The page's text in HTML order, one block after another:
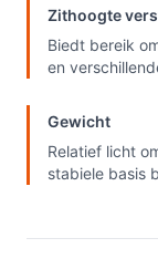
Zithoogte
Biedt bereik
en
Gewicht
Relatief licht
stabiele basis